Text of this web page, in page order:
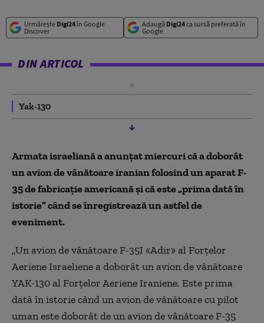
Urmărește Digi24în Google
Discover
Adaugă Digi24ca sursă preferată în
Google
DIN ARTICOL
Yak-130
Armata israeliană a anunțat miercuri că a doborât
un avion de vânătoare iranian folosind un aparat F-
35 de fabricație americană și că este „prima dată în
istorie” când se înregistrează un astfel de
eveniment.
„Un avion de vânătoare F-35I «Adir» al Forțelor
Aeriene Israeliene a doborât un avion de vânătoare
YAK-130 al Forțelor Aeriene Iraniene. Este prima
dată în istorie când un avion de vânătoare cu pilot
uman este doborât de un avion de vânătoare F-35